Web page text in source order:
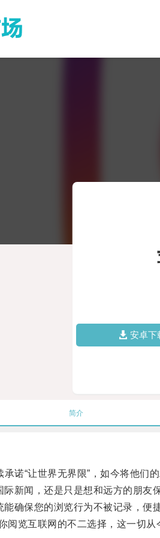
安卓下
简介
“让世界无界限”，如今将他们的
闻，还是只是想和远方的朋友保
保您的浏览行为不被记录，便捷
览互联网的不二选择，这一切从